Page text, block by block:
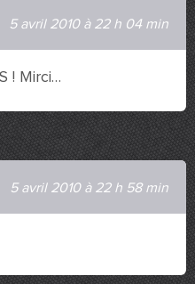
5 avril 2010 à 22 h 04 min
! Mirci…
5 avril 2010 à 22 h 58 min